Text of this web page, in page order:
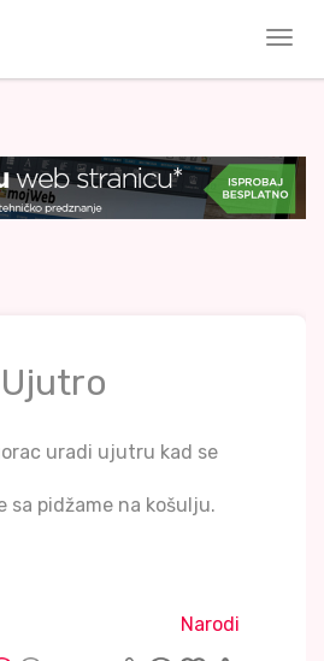
Ujutro
uradi ujutru kad se
sa pidžame na košulju.
Narodi